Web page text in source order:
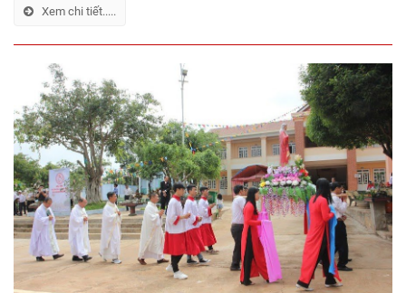
Xem chi tiết.....